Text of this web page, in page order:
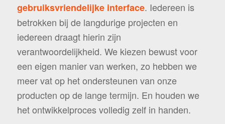
gebruiksvriendelijke interface. Iedereen is
betrokken bij de langdurige projecten en
iedereen draagt hierin zijn
verantwoordelijkheid. We kiezen bewust voor
een eigen manier van werken, zo hebben we
meer vat op het ondersteunen van onze
producten op de lange termijn. En houden we
het ontwikkelproces volledig zelf in handen.